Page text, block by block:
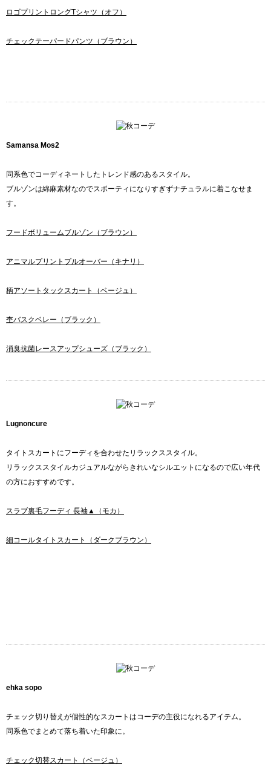
ロゴプリントロングTシャツ（オフ）
チェックテーパードパンツ（ブラウン）
Samansa Mos2
同系色でコーディネートしたトレンド感のあるスタイル。
ブルゾンは綿麻素材なのでスポーティになりすぎずナチュラルに着こなせま
す。
フードボリュームブルゾン（ブラウン）
アニマルプリントプルオーバー（キナリ）
柄アソートタックスカート（ベージュ）
杢バスクベレー（ブラック）
消臭抗菌レースアップシューズ（ブラック）
Lugnoncure
タイトスカートにフーディを合わせたリラックススタイル。
リラックススタイルカジュアルながらきれいなシルエットになるので広い年代
の方におすすめです。
スラブ裏毛フーディ 長袖▲（モカ）
細コールタイトスカート（ダークブラウン）
ehka sopo
チェック切り替えが個性的なスカートはコーデの主役になれるアイテム。
同系色でまとめて落ち着いた印象に。
チェック切替スカート（ベージュ）